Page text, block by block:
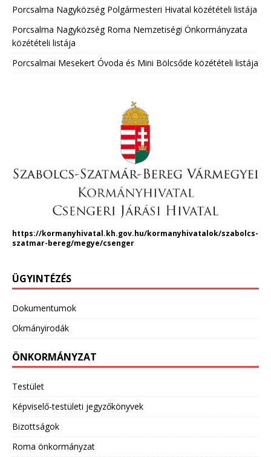
Porcsalma Nagyközség Polgármesteri Hivatal közétételi listája
Porcsalma Nagyközség Roma Nemzetiségi Önkormányzata
közétételi listája
Porcsalmai Mesekert Óvoda és Mini Bölcsőde közétételi listája
https://kormanyhivatal.kh.gov.hu/kormanyhivatalok/szabolcs-
szatmar-bereg/megye/csenger
ÜGYINTÉZÉS
Dokumentumok
Okmányirodák
ÖNKORMÁNYZAT
Testület
Képviselő-testületi jegyzőkönyvek
Bizottságok
Roma önkormányzat